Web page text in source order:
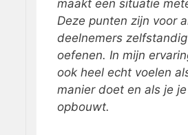
maakt een situatie
Deze punten zijn voor
deelnemers
oefenen. In mijn
ook heel echt voelen
manier doet en als je
opbouwt.